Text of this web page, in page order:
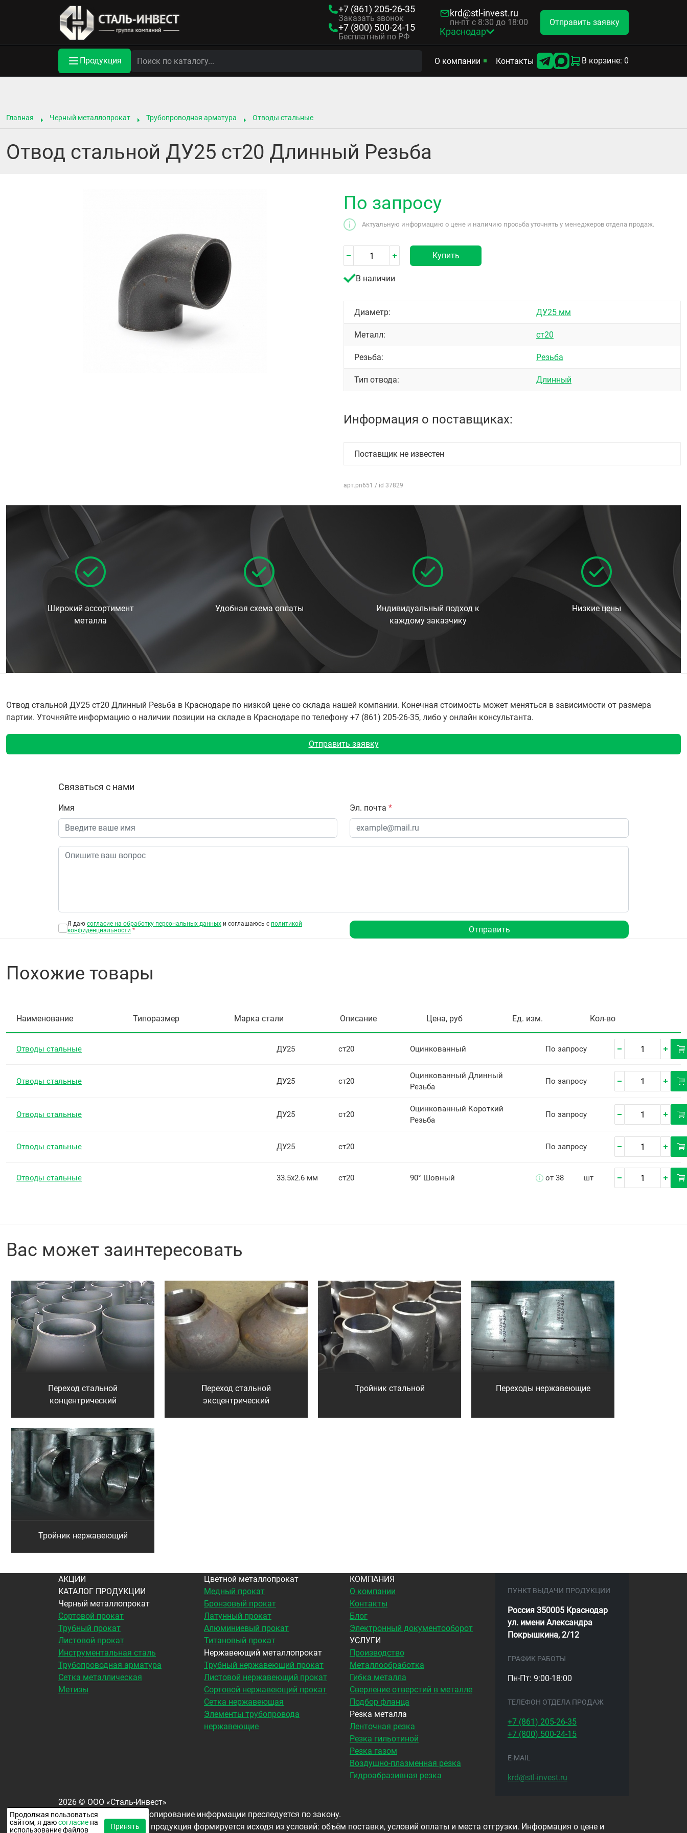
+7 (861) 205-26-35
Заказать звонок
+7 (800) 500-24-15
Бесплатный по РФ
krd@stl-invest.ru
пн-пт с 8:30 до 18:00
Краснодар
Отправить заявку
Продукция О компании Контакты В корзине: 0
Главная Черный металлопрокат Трубопроводная арматура Отводы стальные
Отвод стальной ДУ25 ст20 Длинный Резьба
По запросу
Актуальную информацию о цене и наличию просьба уточнять у менеджеров отдела продаж.
Купить
В наличии
Диаметр: ДУ25 мм
Металл: ст20
Резьба: Резьба
Тип отвода: Длинный
Информация о поставщиках:
Поставщик не известен
арт.pn651 / id 37829
Широкий ассортимент
металла
Удобная схема оплаты
Индивидуальный подход к
каждому заказчику
Низкие цены
Отвод стальной ДУ25 ст20 Длинный Резьба в Краснодаре по низкой цене со склада нашей компании. Конечная стоимость может меняться в зависимости от размера
партии. Уточняйте информацию о наличии позиции на складе в Краснодаре по телефону +7 (861) 205-26-35, либо у онлайн консультанта.
Отправить заявку
Связаться с нами
Имя Эл. почта *
Я даю согласие на обработку персональных данных и соглашаюсь с политикой
конфиденциальности * Отправить
Похожие товары
Наименование Типоразмер Марка стали Описание Цена, руб Ед. изм. Кол-во
Отводы стальные ДУ25 ст20 Оцинкованный По запросу
Отводы стальные ДУ25 ст20
Оцинкованный Длинный
Резьба
По запросу
Отводы стальные ДУ25 ст20
Оцинкованный Короткий
Резьба
По запросу
Отводы стальные ДУ25 ст20 По запросу
Отводы стальные 33.5х2.6 мм ст20 90° Шовный от 38 шт
Вас может заинтересовать
Переход стальной
концентрический
Переход стальной
эксцентрический
Тройник стальной Переходы нержавеющие
Тройник нержавеющий
АКЦИИ
КАТАЛОГ ПРОДУКЦИИ
Черный металлопрокат
Сортовой прокат
Трубный прокат
Листовой прокат
Инструментальная сталь
Трубопроводная арматура
Сетка металлическая
Метизы
Цветной металлопрокат
Медный прокат
Бронзовый прокат
Латунный прокат
Алюминиевый прокат
Титановый прокат
Нержавеющий металлопрокат
Трубный нержавеющий прокат
Листовой нержавеющий прокат
Сортовой нержавеющий прокат
Сетка нержавеющая
Элементы трубопровода
нержавеющие
КОМПАНИЯ
О компании
Контакты
Блог
Электронный документооборот
УСЛУГИ
Производство
Металлообработка
Гибка металла
Сверление отверстий в металле
Подбор фланца
Резка металла
Ленточная резка
Резка гильотиной
Резка газом
Воздушно-плазменная резка
Гидроабразивная резка
ПУНКТ ВЫДАЧИ ПРОДУКЦИИ
Россия 350005 Краснодар
ул. имени Александра
Покрышкина, 2/12
ГРАФИК РАБОТЫ
Пн-Пт: 9:00-18:00
ТЕЛЕФОН ОТДЕЛА ПРОДАЖ
+7 (861) 205-26-35
+7 (800) 500-24-15
E-MAIL
krd@stl-invest.ru
2026 © ООО «Сталь-Инвест»
Все права защищены. Копирование информации преследуется по закону.
Окончательная цена на продукция формируется исходя из условий: объём поставки, условий оплаты и места отгрузки. Информация о цене и
Продолжая пользоваться
сайтом, я даюсогласие на
использование файлов
Принять